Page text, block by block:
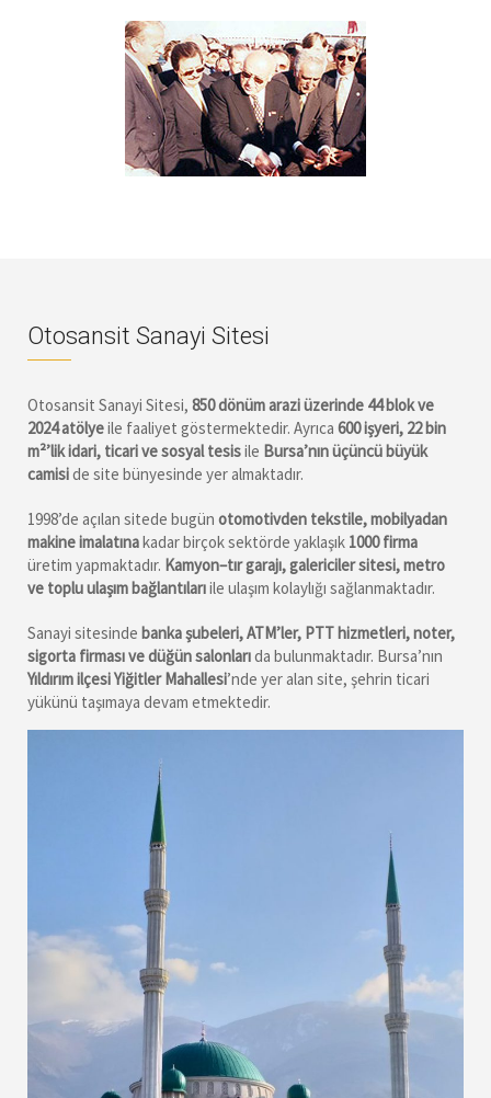
Otosansit Sanayi Sitesi
Otosansit Sanayi Sitesi, 850 dönüm arazi üzerinde 44 blok ve
2024 atölyeile faaliyet göstermektedir. Ayrıca 600 işyeri, 22 bin
m²’lik idari, ticari ve sosyal tesisile Bursa’nın üçüncü büyük
camiside site bünyesinde yer almaktadır.
1998’de açılan sitede bugün otomotivden tekstile, mobilyadan
makine imalatınakadar birçok sektörde yaklaşık 1000 firma
üretim yapmaktadır. Kamyon–tır garajı, galericiler sitesi, metro
ve toplu ulaşım bağlantılarıile ulaşım kolaylığı sağlanmaktadır.
Sanayi sitesinde banka şubeleri, ATM’ler, PTT hizmetleri, noter,
sigorta firması ve düğün salonlarıda bulunmaktadır. Bursa’nın
Yıldırım ilçesi Yiğitler Mahallesi’nde yer alan site, şehrin ticari
yükünü taşımaya devam etmektedir.